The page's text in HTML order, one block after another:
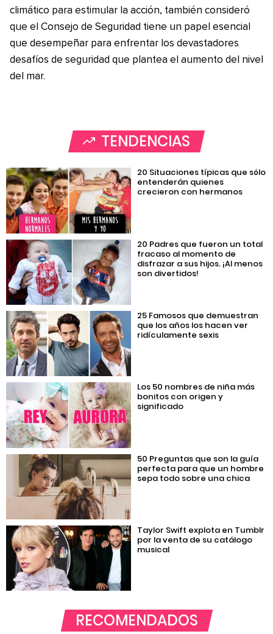
climático para estimular la acción, también consideró
que el Consejo de Seguridad tiene un papel esencial
que desempeñar para enfrentar los devastadores
desafíos de seguridad que plantea el aumento del nivel
del mar.
TENDENCIAS
20 Situaciones típicas que sólo
entenderán quienes
crecieron con hermanos
20 Padres que fueron un total
fracaso al momento de
disfrazar a sus hijos. ¡Al menos
son divertidos!
25 Famosos que demuestran
que los años los hacen ver
ridículamente sexis
Los 50 nombres de niña más
bonitos con origen y
significado
50 Preguntas que son la guía
perfecta para que un hombre
sepa todo sobre una chica
Taylor Swift explota en Tumblr
por la venta de su catálogo
musical
RECOMENDADOS